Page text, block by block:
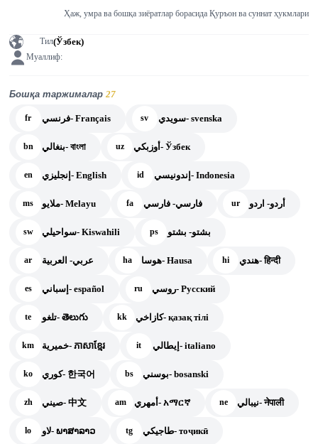
Ҳаж, умра ва бошқа зиёратлар борасида Қуръон ва суннат ҳукмлари
Тил(Ўзбек)
Муаллиф:
Бошқа таржималар27
fr فرنسي- Français sv سويدي- svenska
bn بنغالي- বাংলা uz أوزبكي- Ўзбек
en إنجليزي- English id إندونيسي- Indonesia
ms ملايو- Melayu fa فارسي- فارسي ur أردو- اردو
sw سواحيلي- Kiswahili ps بشتو- بشتو
ar عربي- العربية ha هوسا- Hausa hi هندي- हिन्दी
es إسباني- español ru روسي- Русский
te تلغو- తెలుగు kk كازاخي- қазақ тілі
km خميرية- ភាសាខ្មែរ it إيطالي- italiano
ko كوري- 한국어 bs بوسني- bosanski
zh صيني- 中文 am أمهري- አማርኛ ne نيبالي- नेपाली
lo لاو- ພາສາລາວ tg طاجيكي- тоҷикӣ